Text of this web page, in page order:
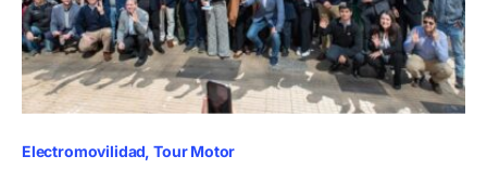
Electromovilidad Tour Motor